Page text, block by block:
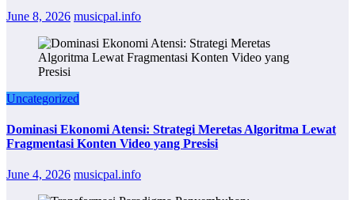
June 8, 2026 musicpal.info
Uncategorized
Dominasi Ekonomi Atensi: Strategi Meretas Algoritma Lewat
Fragmentasi Konten Video yang Presisi
June 4, 2026 musicpal.info